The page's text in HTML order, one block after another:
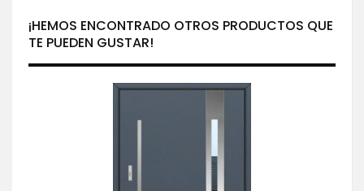
¡HEMOS ENCONTRADO OTROS PRODUCTOS QUE
TE PUEDEN GUSTAR!